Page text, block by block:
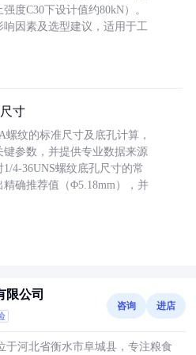
度C30下设计值约80kN）。
因素及选型建议，适用于工
寸
螺纹的标准尺寸及底孔计算，
参数，并提供专业数据来源
1/4-36UNS螺纹底孔尺寸的常
确推荐值（Φ5.18mm），并
限公司
咨询 进店
于河北省衡水市阜城县，专注粮食